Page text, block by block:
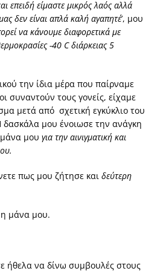
επειδή είμαστε μικρός λαός αλλά
δεν είναι απλά καλή αγαπητέ’, μου
να κάνουμε διαφορετικά με
-40 C διάρκειας 5
την ίδια μέρα που παίρναμε
συναντούν τους γονείς, είχαμε
μετά από σχετική εγκύκλιο του
δασκάλα μου ένοιωσε την ανάγκη
μάνα μου για την αινιγματική και
πως μου ζήτησε και δεύτερη
μάνα μου.
ήθελα να δίνω συμβουλές στους